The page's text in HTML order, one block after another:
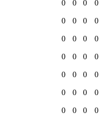
0 0 0 0
0 0 0 0
0 0 0 0
0 0 0 0
0 0 0 0
0 0 0 0
0 0 0 0